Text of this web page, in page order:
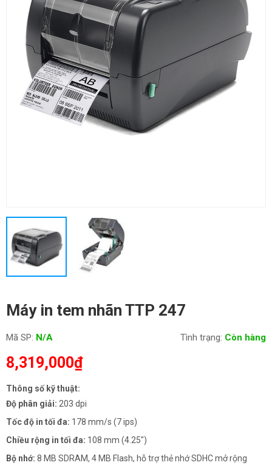
Máy in tem nhãn TTP 247
Mã SP: N/A Tình trạng: Còn hàng
8,319,000₫
Thông số kỹ thuật:
Độ phân giải: 203 dpi
Tốc độ in tối đa: 178 mm/s (7 ips)
Chiều rộng in tối đa: 108 mm (4.25″)
Bộ nhớ: 8 MB SDRAM, 4 MB Flash, hỗ trợ thẻ nhớ SDHC mở rộng